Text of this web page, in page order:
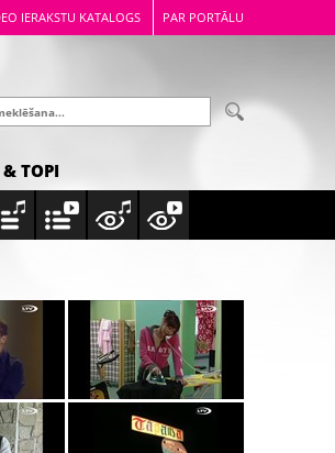
IERAKSTU KATALOGS PAR PORTĀLU
& TOPI